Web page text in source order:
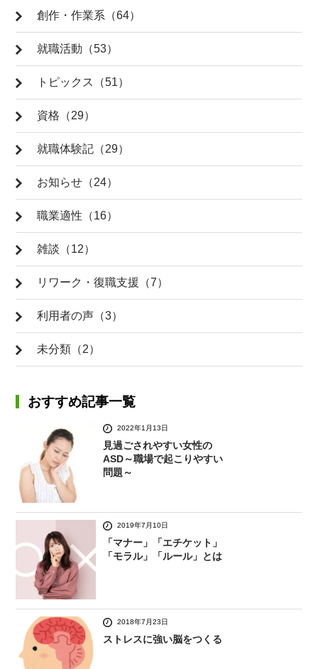
創作・作業系（64）
就職活動（53）
トピックス（51）
資格（29）
就職体験記（29）
お知らせ（24）
職業適性（16）
雑談（12）
リワーク・復職支援（7）
利用者の声（3）
未分類（2）
おすすめ記事一覧
2022年1月13日
見過ごされやすい女性の
ASD～職場で起こりやすい
問題～
2019年7月10日
「マナー」「エチケット」
「モラル」「ルール」とは
2018年7月23日
ストレスに強い脳をつくる